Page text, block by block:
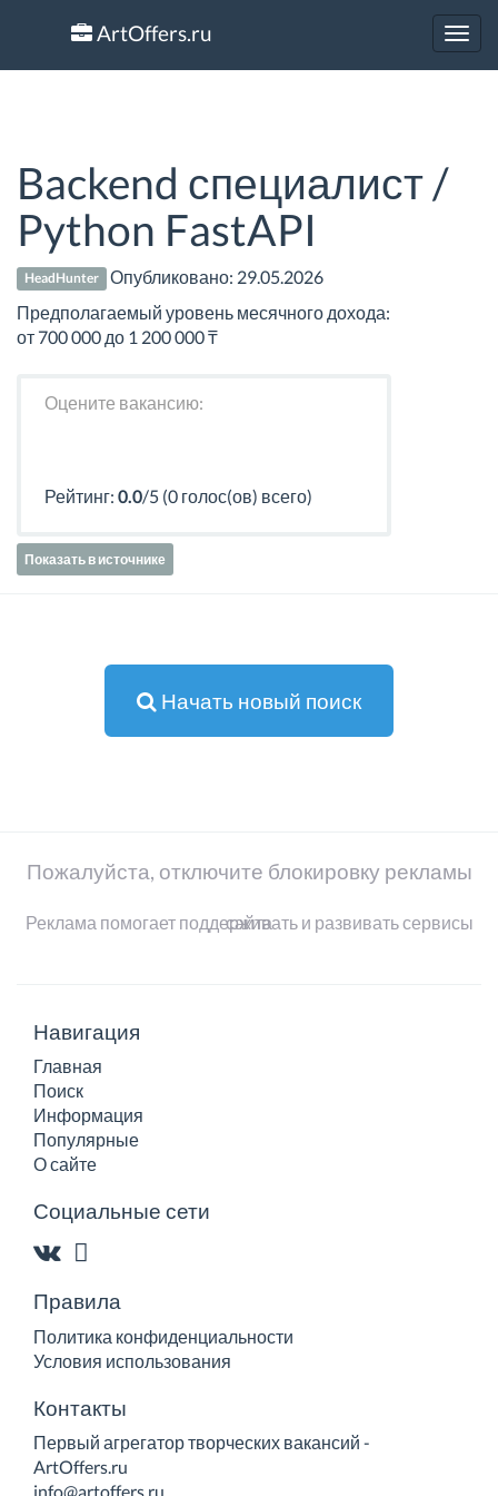
ArtOffers.ru
Backend специалист /
Python FastAPI
HeadHunter Опубликовано: 29.05.2026
Предполагаемый уровень месячного дохода:
от 700 000 до 1 200 000 ₸
Оцените вакансию:
Рейтинг: 0.0/5 (0 голос(ов) всего)
Показать в источнике
Начать новый поиск
Пожалуйста, отключите блокировку рекламы
Реклама помогает поддерживать и развивать сервисы сайта
Навигация
Главная
Поиск
Информация
Популярные
О сайте
Социальные сети
Правила
Политика конфиденциальности
Условия использования
Контакты
Первый агрегатор творческих вакансий -
ArtOffers.ru
info@artoffers.ru